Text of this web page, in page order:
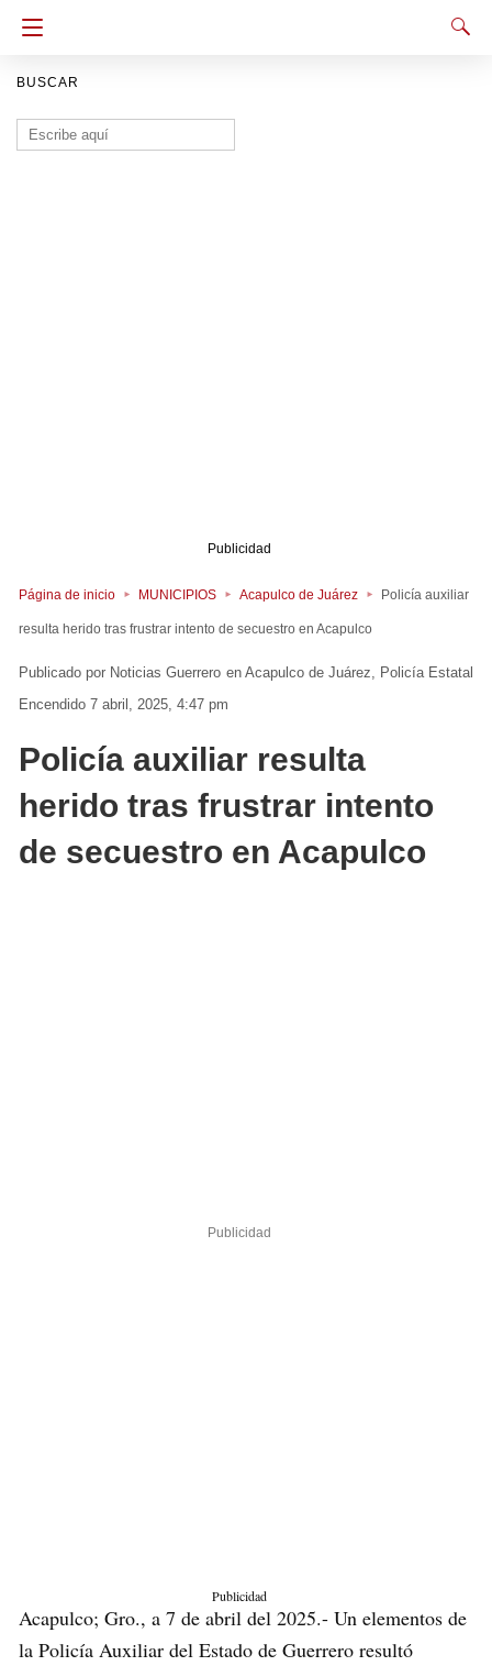
BUSCAR
Buscar:
Publicidad
Página de inicio MUNICIPIOS Acapulco de Juárez Policía auxiliar
resulta herido tras frustrar intento de secuestro en Acapulco
Noticias Guerrero en Acapulco de Juárez
Policía Estatal
Encendido 7 abril, 2025, 4:47 pm
Policía auxiliar resulta
herido tras frustrar intento
de secuestro en Acapulco
Publicidad
Publicidad
Acapulco; Gro., a 7 de abril del 2025.- Un elementos de
la Policía Auxiliar del Estado de Guerrero resultó